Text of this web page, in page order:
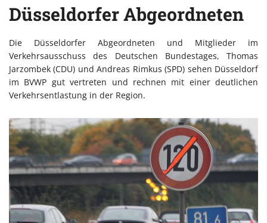
Düsseldorfer Abgeordneten
Die Düsseldorfer Abgeordneten und Mitglieder im
Verkehrsausschuss des Deutschen Bundestages, Thomas
Jarzombek (CDU) und Andreas Rimkus (SPD) sehen Düsseldorf
im BVWP gut vertreten und rechnen mit einer deutlichen
Verkehrsentlastung in der Region.